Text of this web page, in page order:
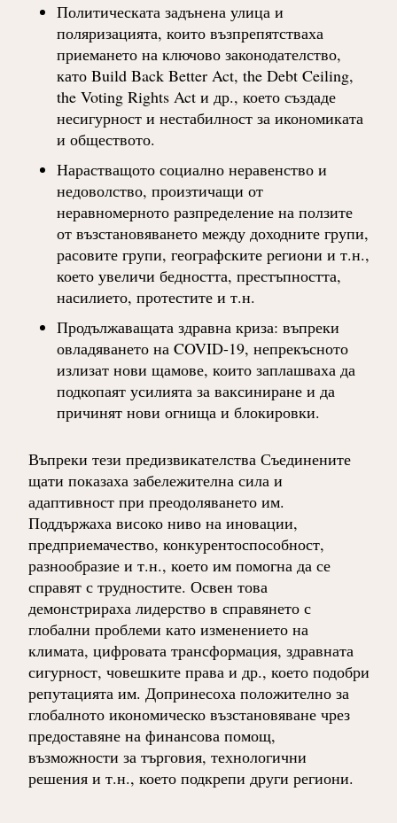
Политическата задънена улица и
поляризацията, които възпрепятстваха
приемането на ключово законодателство,
като Build Back Better Act, the Debt Ceiling,
the Voting Rights Act и др., което създаде
несигурност и нестабилност за икономиката
и обществото.
Нарастващото социално неравенство и
недоволство, произтичащи от
неравномерното разпределение на ползите
от възстановяването между доходните групи,
расовите групи, географските региони и т.н.,
което увеличи бедността, престъпността,
насилието, протестите и т.н.
Продължаващата здравна криза: въпреки
овладяването на COVID-19, непрекъсното
излизат нови щамове, които заплашваха да
подкопаят усилията за ваксиниране и да
причинят нови огнища и блокировки.
Въпреки тези предизвикателства Съединените
щати показаха забележителна сила и
адаптивност при преодоляването им.
Поддържаха високо ниво на иновации,
предприемачество, конкурентоспособност,
разнообразие и т.н., което им помогна да се
справят с трудностите. Освен това
демонстрираха лидерство в справянето с
глобални проблеми като изменението на
климата, цифровата трансформация, здравната
сигурност, човешките права и др., което подобри
репутацията им. Допринесоха положително за
глобалното икономическо възстановяване чрез
предоставяне на финансова помощ,
възможности за търговия, технологични
решения и т.н., което подкрепи други региони.